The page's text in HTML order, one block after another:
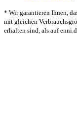
* Wir garantieren Ihnen,
mit gleichen
erhalten sind, als auf